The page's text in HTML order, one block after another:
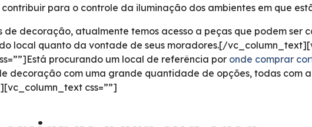
para o controle da iluminação dos ambientes em que
decoração, atualmente temos acesso a peças que podem ser
local quanto da vontade de seus moradores.[/
procurando um local de referência por onde comprar
decoração com uma grande quantidade de opções, todas com
css=””]